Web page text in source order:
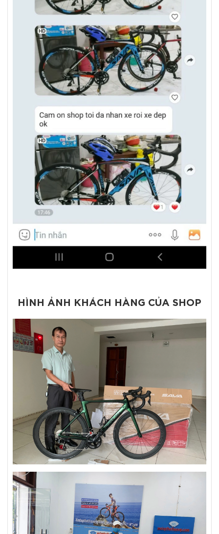
HÌNH ẢNH KHÁCH HÀNG CỦA SHOP